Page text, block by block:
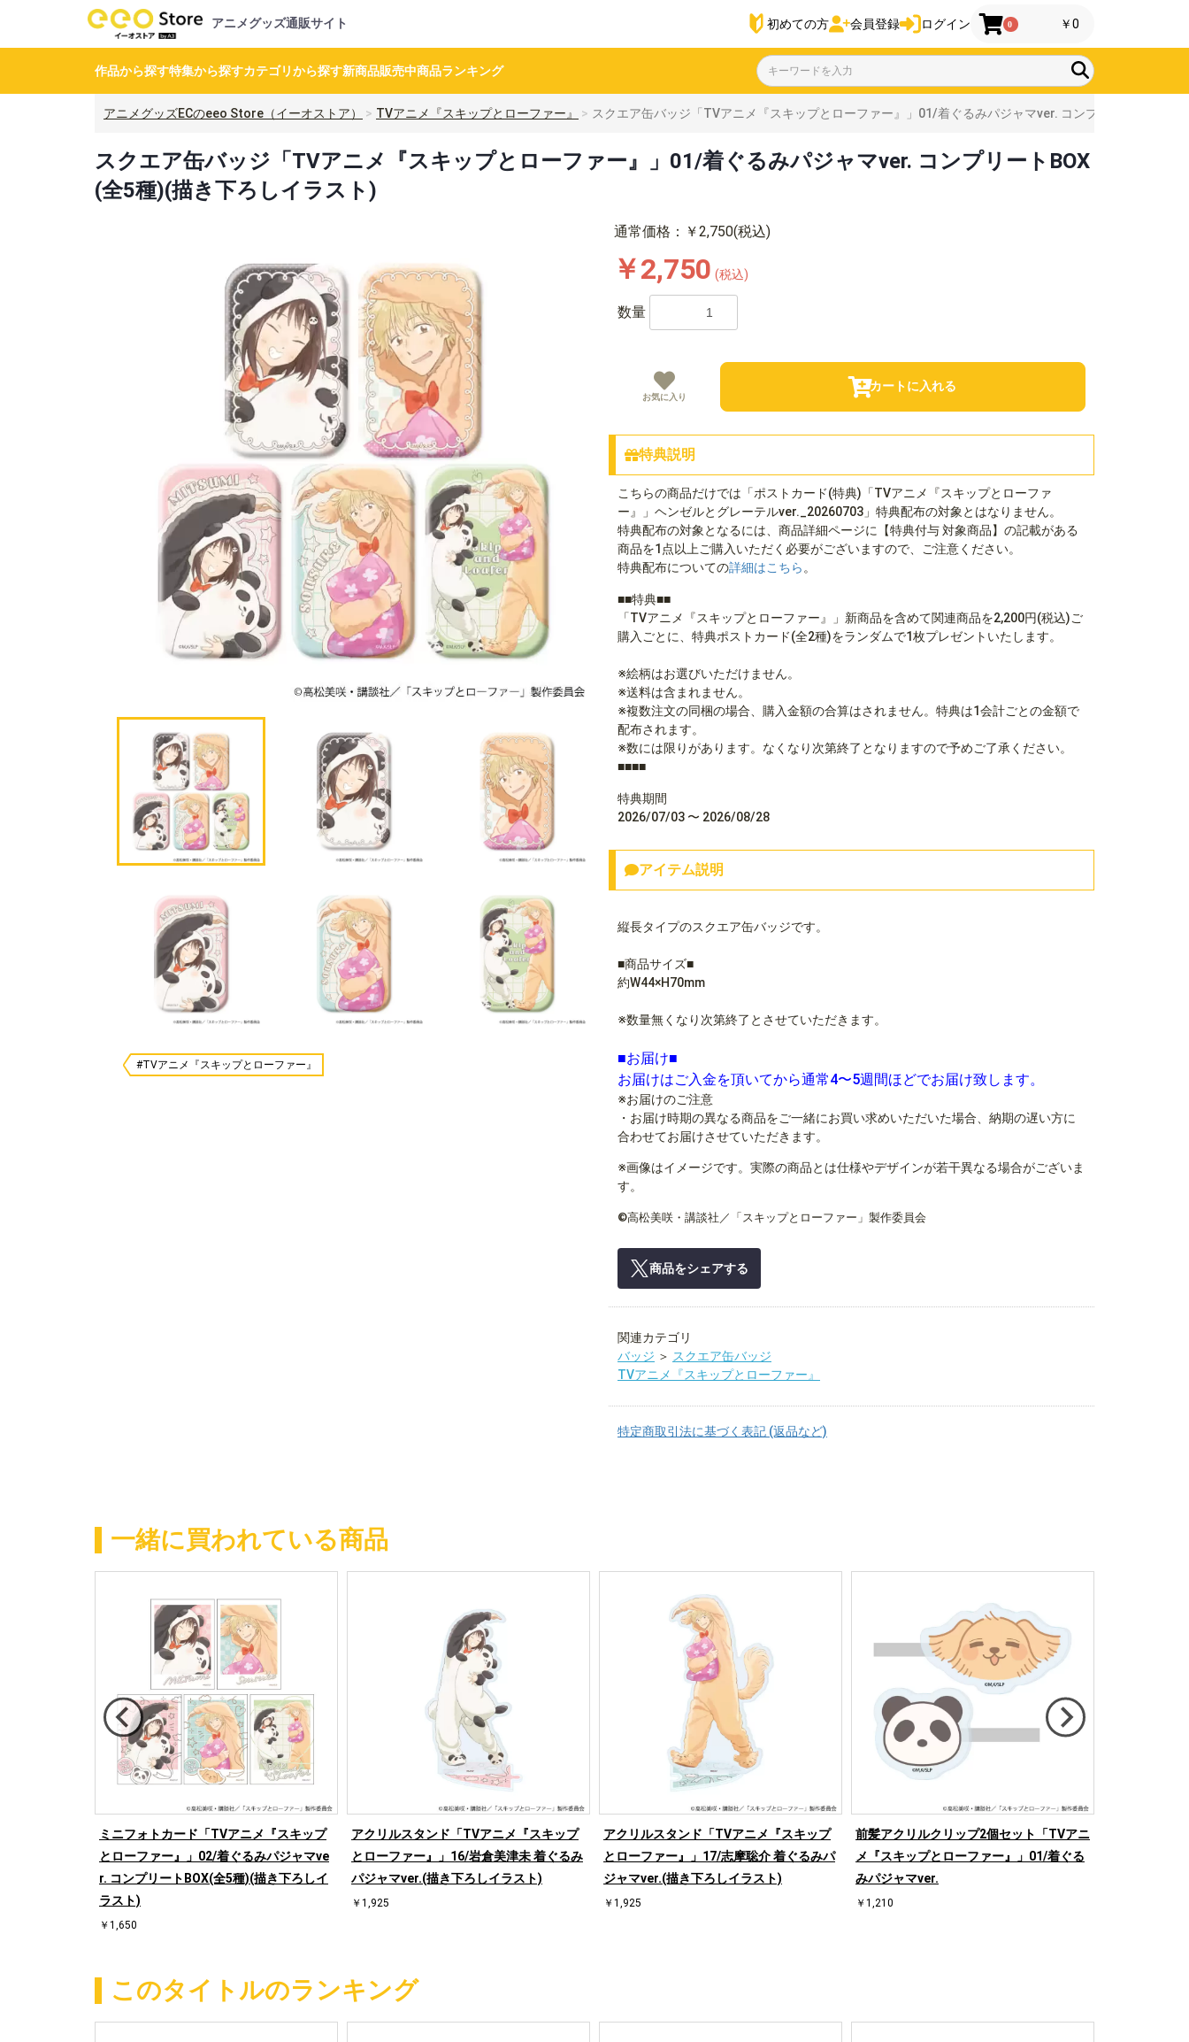
アニメグッズ通販サイト 初めての方 会員登録 ログイン 0 ￥0
作品から探す特集から探すカテゴリから探す新商品販売中商品ランキング
アニメグッズECのeeo Store（イーオストア） TVアニメ『スキップとローファー』 スクエア缶バッジ「TVアニメ『スキップとローファー』」01/着ぐるみパジャマver. コンプリートBOX(全
スクエア缶バッジ「TVアニメ『スキップとローファー』」01/着ぐるみパジャマver. コンプリートBOX
(全5種)(描き下ろしイラスト)
#TVアニメ『スキップとローファー』
通常価格：￥2,750(税込)
￥2,750 (税込)
お気に入り
カートに入れる
数量
特典説明
こちらの商品だけでは「ポストカード(特典)「TVアニメ『スキップとローファ
ー』」ヘンゼルとグレーテルver._20260703」特典配布の対象とはなりません。
特典配布の対象となるには、商品詳細ページに【特典付与 対象商品】の記載がある
商品を1点以上ご購入いただく必要がございますので、ご注意ください。
特典配布についての詳細はこちら 。
■■特典■■
「TVアニメ『スキップとローファー』」新商品を含めて関連商品を2,200円(税込)ご
購入ごとに、特典ポストカード(全2種)をランダムで1枚プレゼントいたします。
※絵柄はお選びいただけません。
※送料は含まれません。
※複数注文の同梱の場合、購入金額の合算はされません。特典は1会計ごとの金額で
配布されます。
※数には限りがあります。なくなり次第終了となりますので予めご了承ください。
■■■■
特典期間
2026/07/03 〜 2026/08/28
アイテム説明
縦長タイプのスクエア缶バッジです。
■商品サイズ■
約W44×H70mm
※数量無くなり次第終了とさせていただきます。
■お届け■
お届けはご入金を頂いてから通常4〜5週間ほどでお届け致します。
※お届けのご注意
・お届け時期の異なる商品をご一緒にお買い求めいただいた場合、納期の遅い方に
合わせてお届けさせていただきます。
※画像はイメージです。実際の商品とは仕様やデザインが若干異なる場合がございま
す。
©高松美咲・講談社／「スキップとローファー」製作委員会
商品をシェアする
関連カテゴリ
バッジ ＞ スクエア缶バッジ
TVアニメ『スキップとローファー』
特定商取引法に基づく表記 (返品など)
一緒に買われている商品
ミニフォトカード「TVアニメ『スキップ
とローファー』」02/着ぐるみパジャマve
r. コンプリートBOX(全5種)(描き下ろしイ
ラスト)
￥1,650
アクリルスタンド「TVアニメ『スキップ
とローファー』」16/岩倉美津未 着ぐるみ
パジャマver.(描き下ろしイラスト)
￥1,925
アクリルスタンド「TVアニメ『スキップ
とローファー』」17/志摩聡介 着ぐるみパ
ジャマver.(描き下ろしイラスト)
￥1,925
前髪アクリルクリップ2個セット「TVアニ
メ『スキップとローファー』」01/着ぐる
みパジャマver.
￥1,210
このタイトルのランキング